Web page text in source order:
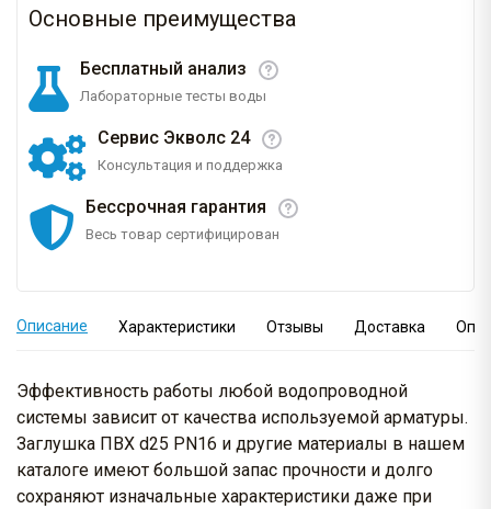
Основные преимущества
Бесплатный анализ
Лабораторные тесты воды
Сервис Экволс 24
Консультация и поддержка
Бессрочная гарантия
Весь товар сертифицирован
Описание Характеристики Отзывы Доставка
Эффективность работы любой водопроводной
системы зависит от качества используемой арматуры.
Заглушка ПВХ d25 PN16 и другие материалы в нашем
каталоге имеют большой запас прочности и долго
сохраняют изначальные характеристики даже при